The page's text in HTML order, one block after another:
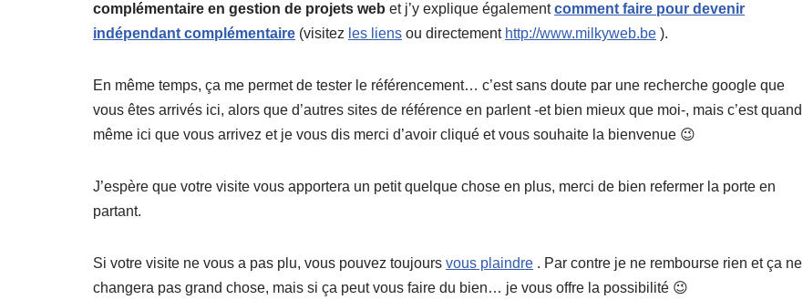
complémentaire en gestion de projets web et j’y explique égalementcomment faire pour devenir
indépendant complémentaire (visitez les liens ou directement http://www.milkyweb.be ).
En même temps, ça me permet de tester le référencement… c’est sans doute par une recherche google que
vous êtes arrivés ici, alors que d’autres sites de référence en parlent -et bien mieux que moi-, mais c’est quand
même ici que vous arrivez et je vous dis merci d’avoir cliqué et vous souhaite la bienvenue 😉
J’espère que votre visite vous apportera un petit quelque chose en plus, merci de bien refermer la porte en
partant.
Si votre visite ne vous a pas plu, vous pouvez toujours vous plaindre . Par contre je ne rembourse rien et ça ne
changera pas grand chose, mais si ça peut vous faire du bien… je vous offre la possibilité 😉